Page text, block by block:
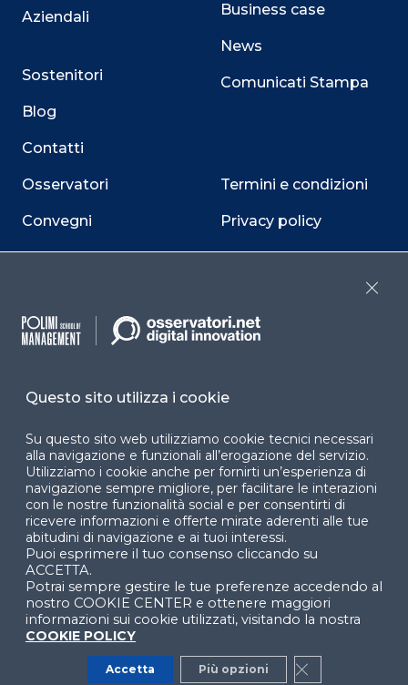
Aziendali
Sostenitori
Blog
Contatti
Osservatori
Convegni
Webinar
Business case
News
Comunicati Stampa
Termini e condizioni
Privacy policy
Cookie policy
Dichiarazione di
Cookie Center
Facebook LinkedIn
YouTube X
Questo sito utilizza i cookie
Su questo sito web utilizziamo cookie tecnici necessari
alla navigazione e funzionali all’erogazione del servizio.
Utilizziamo i cookie anche per fornirti un’esperienza di
navigazione sempre migliore, per facilitare le interazioni
con le nostre funzionalità social e per consentirti di
ricevere informazioni e offerte mirate aderenti alle tue
abitudini di navigazione e ai tuoi interessi.
Puoi esprimere il tuo consenso cliccando su
ACCETTA.
Potrai sempre gestire le tue preferenze accedendo al
nostro COOKIE CENTER e ottenere maggiori
informazioni sui cookie utilizzati, visitando la nostra
COOKIE POLICY
Accetta Più opzioni Close GDPR